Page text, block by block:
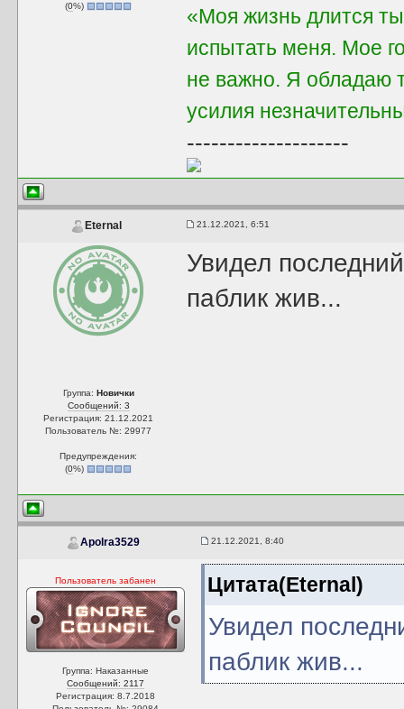
(0%)
«Моя жизнь длится
испытать меня. Мое
не важно. Я обладаю
усилия
--------------------
Eternal 21.12.2021, 6:51
Группа: Новички
Сообщений: 3
Регистрация: 21.12.2021
Пользователь №: 29977
Предупреждения:
(0%)
Увидел
паблик жив...
Apolra3529 21.12.2021, 8:40
Пользователь забанен
Группа: Наказанные
Сообщений: 2117
Регистрация: 8.7.2018
Цитата(Eternal)
Увидел
паблик жив...